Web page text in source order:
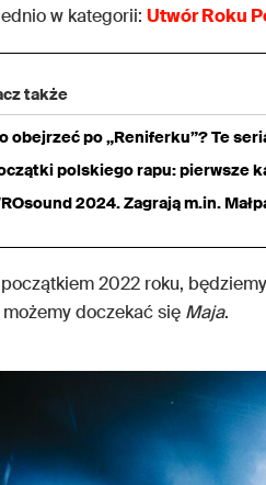
w kategorii: Utwór Roku
także
obejrzeć po „Reniferku”? Te
polskiego rapu: pierwsze
2024. Zagrają m.in.
2022 roku,
doczekać się Maja.